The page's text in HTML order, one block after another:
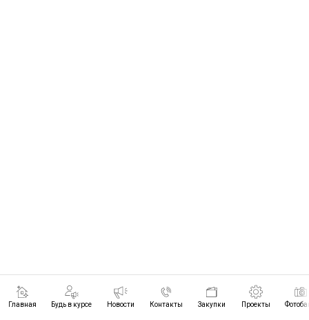
Главная Будь в курсе Новости Контакты Закупки Проекты